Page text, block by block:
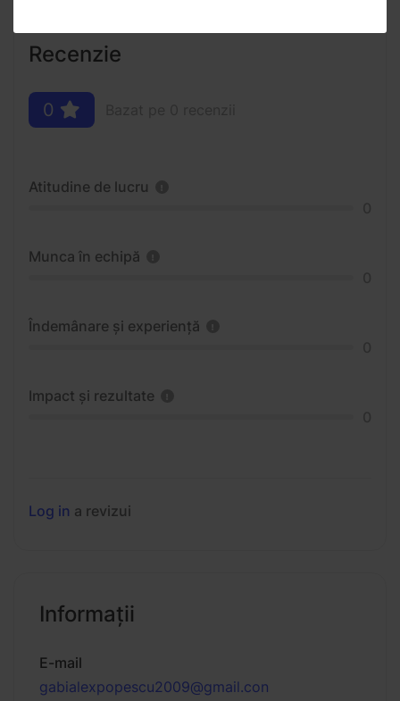
Recenzie
0
Atitudine de lucru
Munca în echipă
Îndemânare și experiență
Impact și rezultate
Log in a revizui
Informaţii
E-mail
gabialexpopescu2009@gmail.con